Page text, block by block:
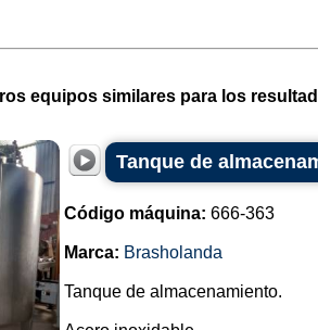
equipos similares para los
Tanque de
Código máquina: 666-363
Marca: Brasholanda
Tanque de almacenamiento.